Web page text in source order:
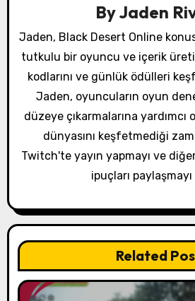
i
o
n
ByJaden
Jaden, Black Desert Online
tutkulu bir oyuncu ve içerik
kodlarını ve günlük ödülleri
Jaden, oyuncuların oyun
düzeye çıkarmalarına yardımcı
dünyasını keşfetmediği
Twitch'te yayın yapmayı ve
ipuçları
Related